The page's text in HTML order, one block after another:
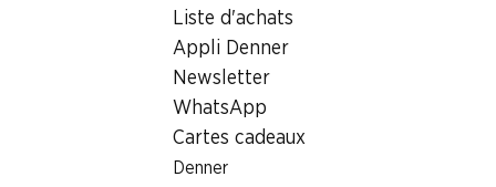
Liste d'achats
Appli Denner
Newsletter
WhatsApp
Cartes cadeaux
Denner
Petit Beurre Chocolat au